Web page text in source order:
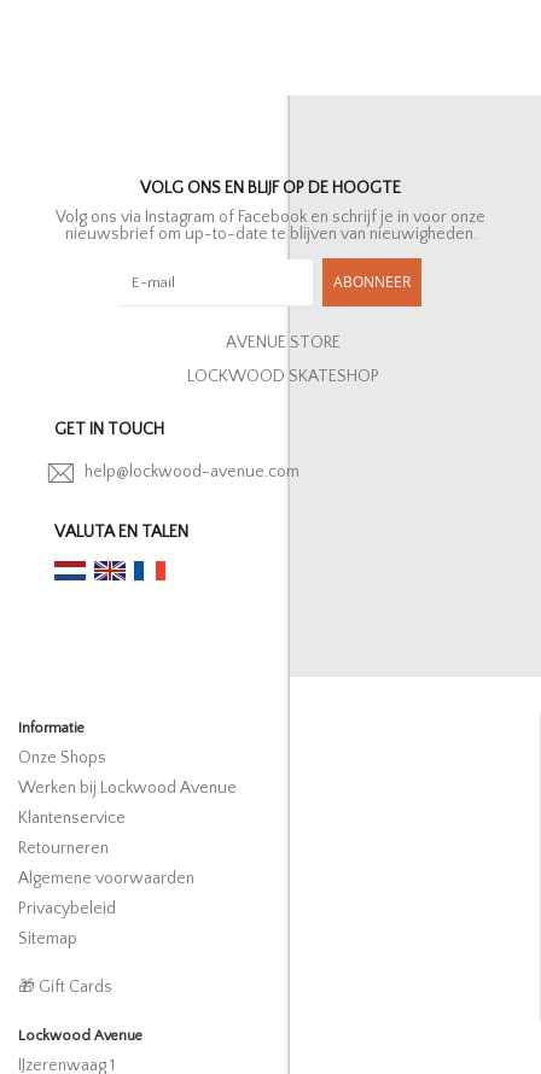
VOLG ONS EN BLIJF OP DE HOOGTE
Volg ons via Instagram of Facebook en schrijf je in voor onze
nieuwsbrief om up-to-date te blijven van nieuwigheden.
ABONNEER
AVENUE STORE
LOCKWOOD SKATESHOP
GET IN TOUCH
help@lockwood-avenue.com
VALUTA EN TALEN
Informatie
Onze Shops
Werken bij Lockwood Avenue
Klantenservice
Retourneren
Algemene voorwaarden
Privacybeleid
Sitemap
🎁 Gift Cards
Lockwood Avenue
IJzerenwaag 1